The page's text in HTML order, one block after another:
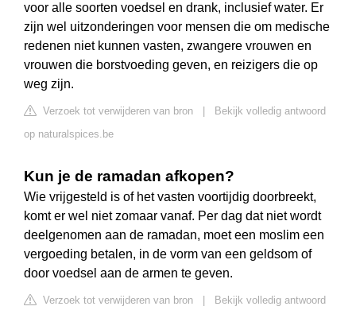
voor alle soorten voedsel en drank, inclusief water. Er
zijn wel uitzonderingen voor mensen die om medische
redenen niet kunnen vasten, zwangere vrouwen en
vrouwen die borstvoeding geven, en reizigers die op
weg zijn.
Verzoek tot verwijderen van bron
Bekijk volledig antwoord
op naturalspices.be
Kun je de ramadan afkopen?
Wie vrijgesteld is of het vasten voortijdig doorbreekt,
komt er wel niet zomaar vanaf. Per dag dat niet wordt
deelgenomen aan de ramadan, moet een moslim een
vergoeding betalen, in de vorm van een geldsom of
door voedsel aan de armen te geven.
Verzoek tot verwijderen van bron
Bekijk volledig antwoord